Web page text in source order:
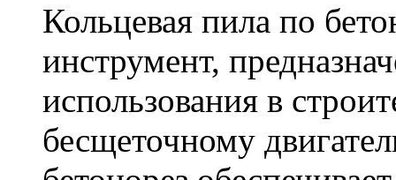
Кольцевая пила по
инструмент,
использования в
бесщеточному